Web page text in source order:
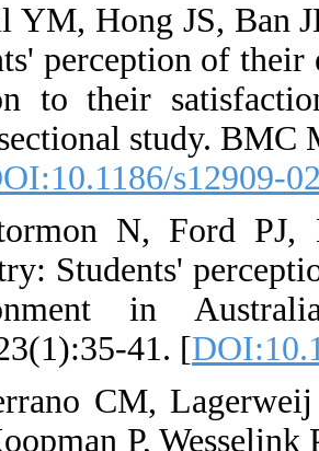
25. Gil YM,
students'
relation to
cross-
16. [
26. Stormon
dentistry:
27. Serrano
DR, Koopman